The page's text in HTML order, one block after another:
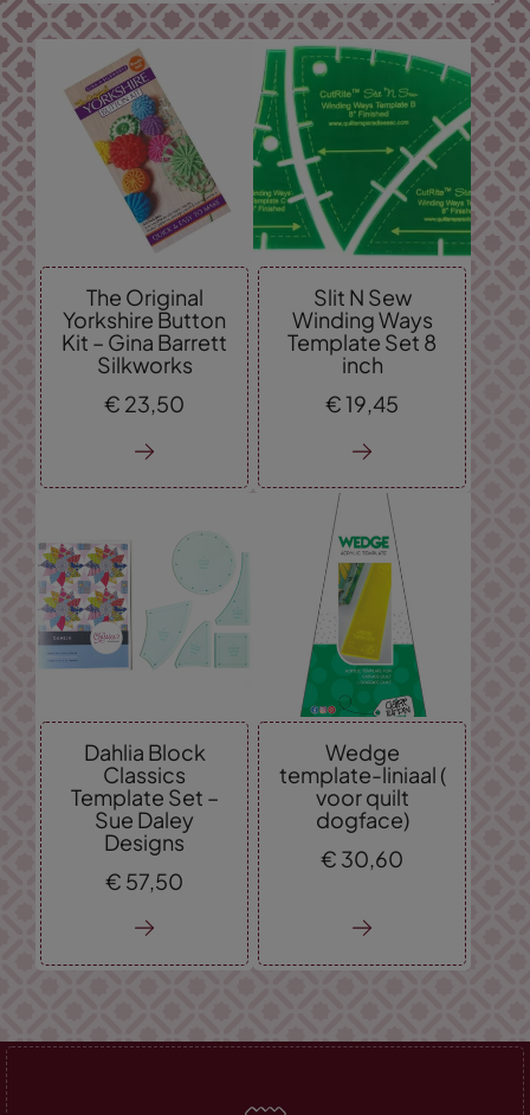
The Original
Yorkshire Button
Kit – Gina Barrett
Silkworks
€ 23,50
Slit N Sew
Winding Ways
Template Set 8
inch
€19,45
Dahlia Block
Classics
Template Set –
Sue Daley
Designs
€ 57, 50
Wedge
template-liniaal (
voor quilt
dogface)
€ 30, 60